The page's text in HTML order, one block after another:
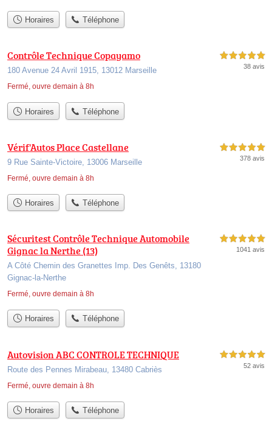
Horaires Téléphone
Contrôle Technique Copayamo
180 Avenue 24 Avril 1915, 13012 Marseille
Fermé, ouvre demain à 8h
5,0 étoiles sur 5
38 avis
Horaires Téléphone
Vérif'Autos Place Castellane
9 Rue Sainte-Victoire, 13006 Marseille
Fermé, ouvre demain à 8h
5,0 étoiles sur 5
378 avis
Horaires Téléphone
Sécuritest Contrôle Technique Automobile
Gignac la Nerthe (13)
A Côté Chemin des Granettes Imp. Des Genêts, 13180
Gignac-la-Nerthe
Fermé, ouvre demain à 8h
5,0 étoiles sur 5
1041 avis
Horaires Téléphone
Autovision ABC CONTROLE TECHNIQUE
Route des Pennes Mirabeau, 13480 Cabriès
Fermé, ouvre demain à 8h
5,0 étoiles sur 5
52 avis
Horaires Téléphone